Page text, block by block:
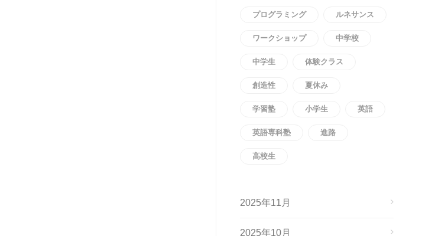
プログラミング ルネサンス
ワークショップ 中学校
中学生 体験クラス
創造性 夏休み
学習塾 小学生 英語
英語専科塾 進路
高校生
2025年11月
2025年10月